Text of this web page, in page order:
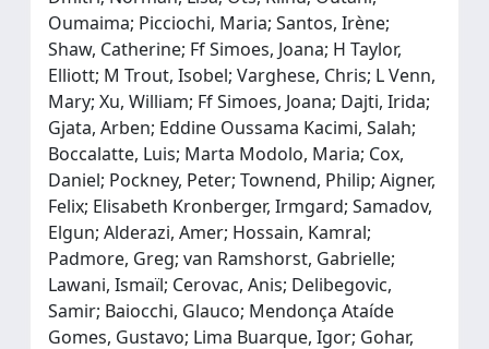
Oumaima; Picciochi, Maria; Santos, Irène;
Shaw, Catherine; Ff Simoes, Joana; H Taylor,
Elliott; M Trout, Isobel; Varghese, Chris; L Venn,
Mary; Xu, William; Ff Simoes, Joana; Dajti, Irida;
Gjata, Arben; Eddine Oussama Kacimi, Salah;
Boccalatte, Luis; Marta Modolo, Maria; Cox,
Daniel; Pockney, Peter; Townend, Philip; Aigner,
Felix; Elisabeth Kronberger, Irmgard; Samadov,
Elgun; Alderazi, Amer; Hossain, Kamral;
Padmore, Greg; van Ramshorst, Gabrielle;
Lawani, Ismaïl; Cerovac, Anis; Delibegovic,
Samir; Baiocchi, Glauco; Mendonça Ataíde
Gomes, Gustavo; Lima Buarque, Igor; Gohar,